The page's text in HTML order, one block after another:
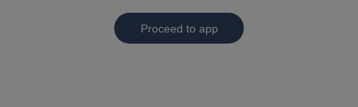
Proceed to app